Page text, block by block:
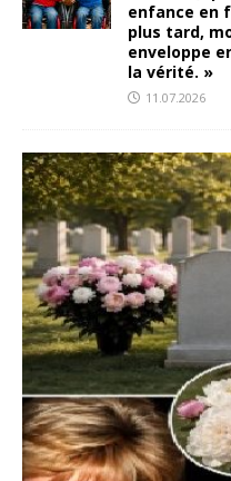
enfance en
plus tard,
enveloppe
la vérité. »
11.07.2026